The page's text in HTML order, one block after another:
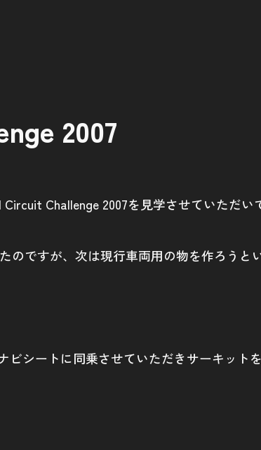
2007
Challenge 2007を見学させていただい
ですが、次は現行車両用の物を作ろうと
シートに同乗させていただきサーキット